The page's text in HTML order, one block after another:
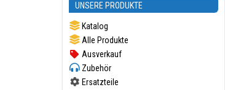
UNSERE PRODUKTE
Katalog
Alle Produkte
Ausverkauf
Zubehör
Ersatzteile